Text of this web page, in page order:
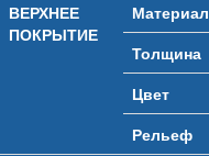
ВЕРХНЕЕ
ПОКРЫТИЕ
Материал
Толщина
Цвет
Рельеф